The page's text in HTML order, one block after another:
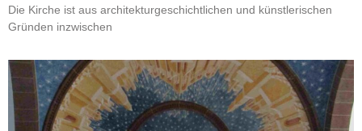
Die Kirche ist aus architekturgeschichtlichen und künstlerischen
Gründen inzwischen